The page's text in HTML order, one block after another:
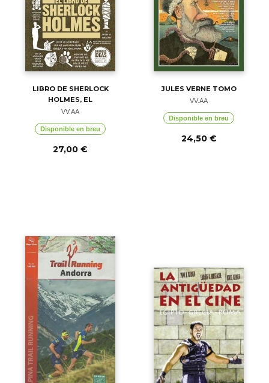
LIBRO DE SHERLOCK
HOLMES, EL
VV.AA
Disponible en breu
27,00 €
JULES VERNE TOMO
VV.AA
Disponible en breu
24,50 €